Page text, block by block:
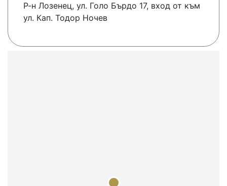
Р-н Лозенец, ул. Голо Бърдо 17, вход от към
ул. Кап. Тодор Ночев